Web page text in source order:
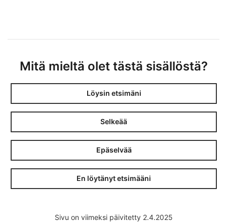
kt)
Kiinteistöveron oikaisuvaatimus, täyttöohje
Mitä mieltä olet tästä sisällöstä?
Löysin etsimäni
Selkeää
Epäselvää
En löytänyt etsimääni
Sivu on viimeksi päivitetty 2.4.2025